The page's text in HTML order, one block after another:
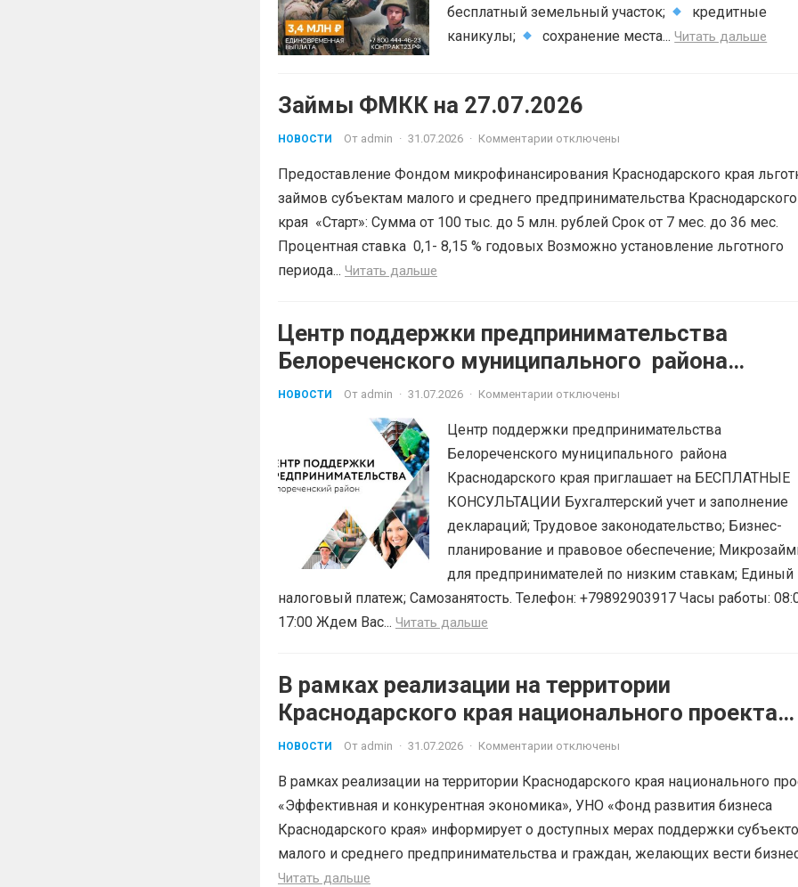
бесплатный земельный участок;
кредитные
каникулы;
сохранение места...Читать дальше
Займы ФМКК на 27.07.2026
НОВОСТИ От admin · 31.07.2026 · Комментарии отключены
Предоставление Фондом микрофинансирования Краснодарского края
займов субъектам малого и среднего предпринимательства Краснодарского
края «Старт»: Сумма от 100 тыс. до 5 млн. рублей Срок от 7 мес. до 36 мес.
Процентная ставка 0,1- 8,15 % годовых Возможно установление льготного
периода... Читать дальше
Центр поддержки предпринимательства
Белореченского муниципального района
Краснодарского края приглашает на
БЕСПЛАТНЫЕ КОНСУЛЬТАЦИИ
НОВОСТИ От admin · 31.07.2026 · Комментарии отключены
Центр поддержки предпринимательства
Белореченского муниципального района
Краснодарского края приглашает на БЕСПЛАТНЫЕ
КОНСУЛЬТАЦИИ Бухгалтерский учет и заполнение
деклараций; Трудовое законодательство; Бизнес-
планирование и правовое обеспечение;
для предпринимателей по низким ставкам; Единый
налоговый платеж; Самозанятость. Телефон: +79892903917 Часы работы:
17:00 Ждем Вас... Читать дальше
В рамках реализации на территории
Краснодарского края национального проекта
«Эффективная и конкурентная экономика»
НОВОСТИ От admin · 31.07.2026 · Комментарии отключены
В рамках реализации на территории Краснодарского края национального
«Эффективная и конкурентная экономика», УНО «Фонд развития бизнеса
Краснодарского края» информирует о доступных мерах поддержки
малого и среднего предпринимательства и граждан, желающих вести
Читать дальше